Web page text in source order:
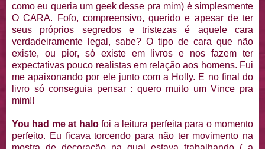
como eu queria um geek desse pra mim) é simplesmente
O CARA. Fofo, compreensivo, querido e apesar de ter
seus próprios segredos e tristezas é aquele cara
verdadeiramente legal, sabe? O tipo de cara que não
existe, ou pior, só existe em livros e nos fazem ter
expectativas pouco realistas em relação aos homens. Fui
me apaixonando por ele junto com a Holly. E no final do
livro só conseguia pensar : quero muito um Vince pra
mim!!
You had me at halofoi a leitura perfeita para o momento
perfeito. Eu ficava torcendo para não ter movimento na